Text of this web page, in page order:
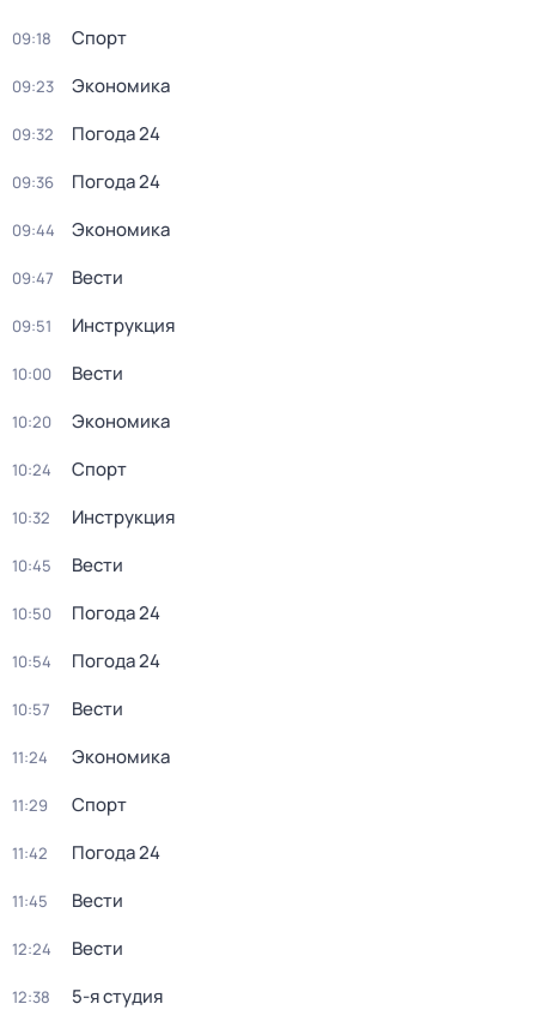
09:18 Спорт
09:23 Экономика
09:32 Погода 24
09:36 Погода 24
09:44 Экономика
09:47 Вести
09:51 Инструкция
10:00 Вести
10:20 Экономика
10:24 Спорт
10:32 Инструкция
10:45 Вести
10:50 Погода 24
10:54 Погода 24
10:57 Вести
11:24 Экономика
11:29 Спорт
11:42 Погода 24
11:45 Вести
12:24 Вести
12:38 5-я студия